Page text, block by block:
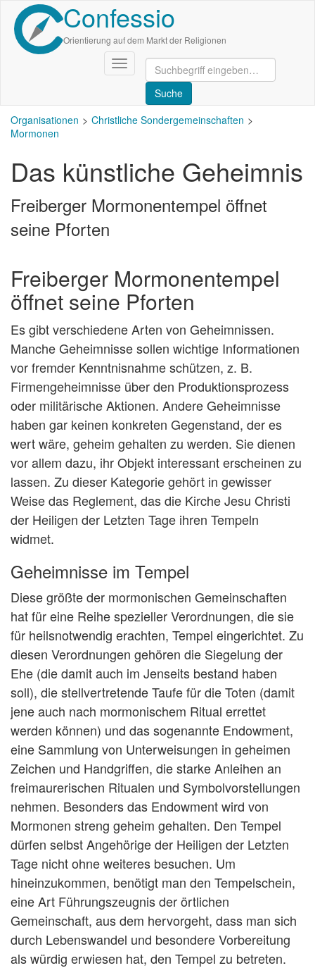
Direkt
zum
Inhalt
Confessio
Orientierung auf dem Markt der Religionen
Navigation
aktivieren/deaktivieren
Organisationen
Christliche Sondergemeinschaften
Mormonen
Das künstliche Geheimnis
Freiberger Mormonentempel öffnet
seine Pforten
Freiberger Mormonentempel
öffnet seine Pforten
Es gibt verschiedene Arten von Geheimnissen.
Manche Geheimnisse sollen wichtige Informationen
vor fremder Kenntnisnahme schützen, z. B.
Firmengeheimnisse über den Produktionsprozess
oder militärische Aktionen. Andere Geheimnisse
haben gar keinen konkreten Gegenstand, der es
wert wäre, geheim gehalten zu werden. Sie dienen
vor allem dazu, ihr Objekt interessant erscheinen zu
lassen. Zu dieser Kategorie gehört in gewisser
Weise das Reglement, das die Kirche Jesu Christi
der Heiligen der Letzten Tage ihren Tempeln
widmet.
Geheimnisse im Tempel
Diese größte der mormonischen Gemeinschaften
hat für eine Reihe spezieller Verordnungen, die sie
für heilsnotwendig erachten, Tempel eingerichtet. Zu
diesen Verordnungen gehören die Siegelung der
Ehe (die damit auch im Jenseits bestand haben
soll), die stellvertretende Taufe für die Toten (damit
jene auch nach mormonischem Ritual errettet
werden können) und das sogenannte Endowment,
eine Sammlung von Unterweisungen in geheimen
Zeichen und Handgriffen, die starke Anleihen an
freimaurerischen Ritualen und Symbolvorstellungen
nehmen. Besonders das Endowment wird von
Mormonen streng geheim gehalten. Den Tempel
dürfen selbst Angehörige der Heiligen der Letzten
Tage nicht ohne weiteres besuchen. Um
hineinzukommen, benötigt man den Tempelschein,
eine Art Führungszeugnis der örtlichen
Gemeinschaft, aus dem hervorgeht, dass man sich
durch Lebenswandel und besondere Vorbereitung
als würdig erwiesen hat, den Tempel zu betreten.